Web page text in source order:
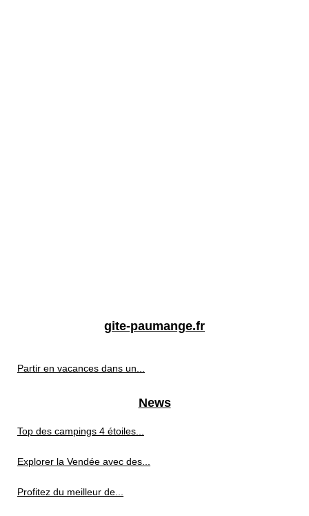
gite-paumange.fr
Partir en vacances dans un...
News
Top des campings 4 étoiles...
Explorer la Vendée avec des...
Profitez du meilleur de...